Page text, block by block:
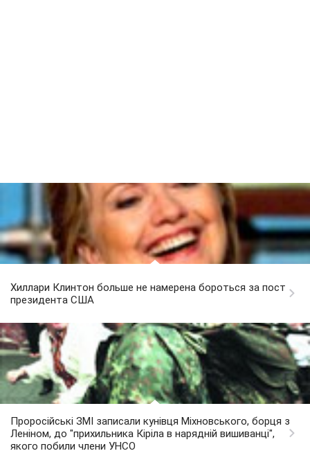
Хиллари Клинтон больше не намерена бороться за пост
президента США
Проросійські ЗМІ записали кунівця Міхновського, борця з
Леніном, до "прихильника Кіріла в нарядній вишиванці",
якого побили члени УНСО